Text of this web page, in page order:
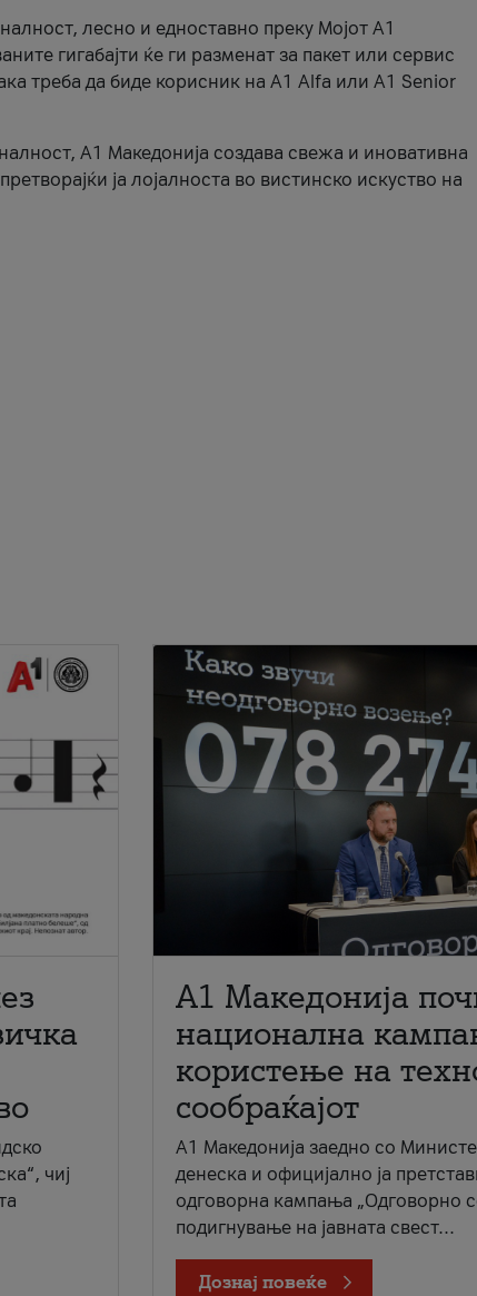
лесно и едноставно преку Мојот А1
гигабајти ќе ги разменат за пакет или сервис
треба да биде корисник на А1 Alfa или A1 Senior
А1 Македонија создава свежа и иновативна
ја лојалноста во вистинско искуство на
чиј
A1 Македонија
национална
користење на
сообраќајот
A1 Македонија заедно со
денеска и официјално ја
одговорна кампања „Одговорно
подигнување на јавната свест...
Дознај повеќе